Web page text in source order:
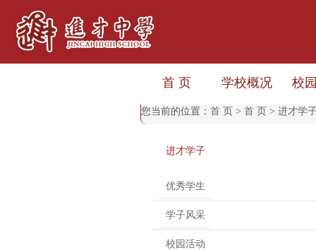
首 页 学校概况 校
您当前的位置： 首 页 > 首 页 > 进才学
进才学子
优秀学生
学子风采
校园活动